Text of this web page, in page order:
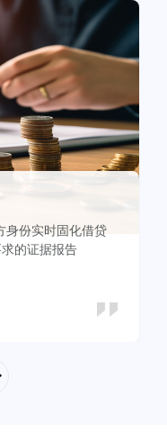
身份实时固化借贷
的证据报告